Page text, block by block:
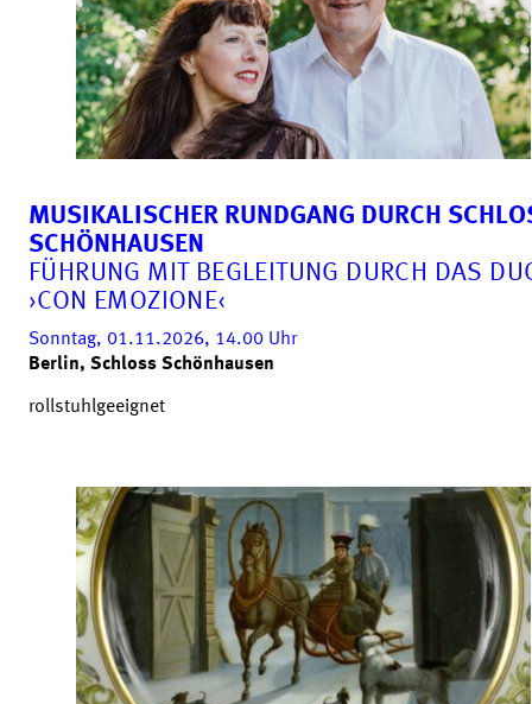
MUSIKALISCHER RUNDGANG DURCH
SCHÖNHAUSEN
FÜHRUNG MIT BEGLEITUNG DURCH DAS
›CON EMOZIONE‹
Sonntag, 01.11.2026, 14.00 Uhr
Berlin, Schloss Schönhausen
rollstuhlgeeignet